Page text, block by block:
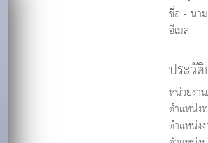
ชื่อ - นา
อีเมล
ประวั
หน่วยงา
ตำแหน่ง
ตำแหน่ง